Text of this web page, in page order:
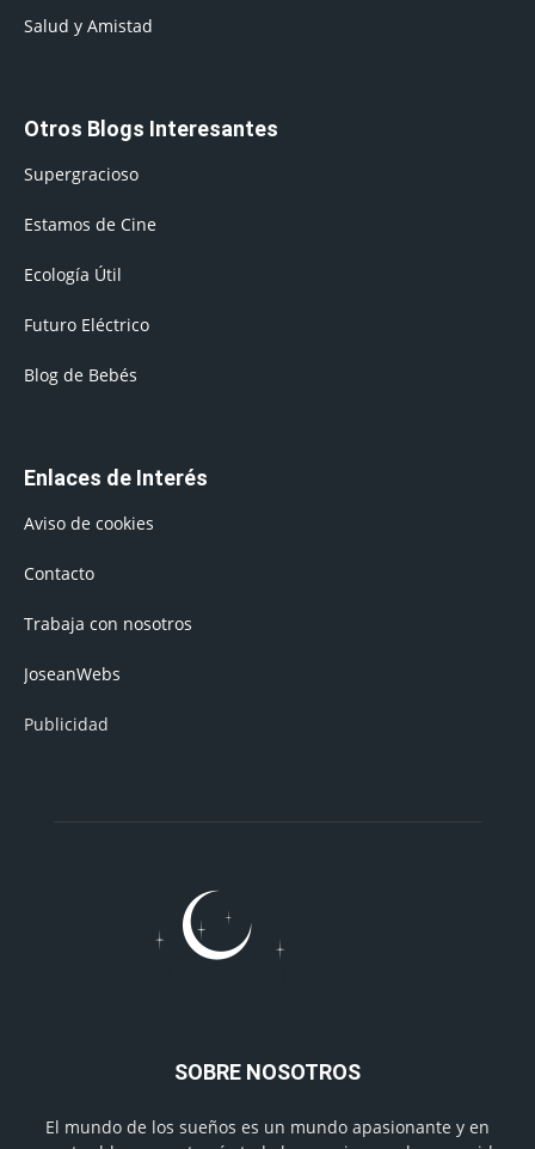
Salud y Amistad
Otros Blogs Interesantes
Supergracioso
Estamos de Cine
Ecología Útil
Futuro Eléctrico
Blog de Bebés
Enlaces de Interés
Aviso de cookies
Contacto
Trabaja con nosotros
JoseanWebs
Publicidad
SOBRE NOSOTROS
El mundo de los sueños es un mundo apasionante y en